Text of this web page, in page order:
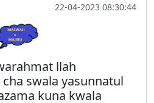
22-04-2023 08:30:44
llah
swala yasunnatul
kuna kwala